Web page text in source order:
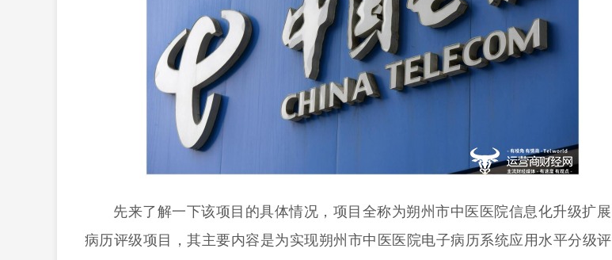
先来了解一下该项目的具体情况，项目全称为朔州市中医医院信息化升级扩展
病历评级项目，其主要内容是为实现朔州市中医医院电子病历系统应用水平分级评